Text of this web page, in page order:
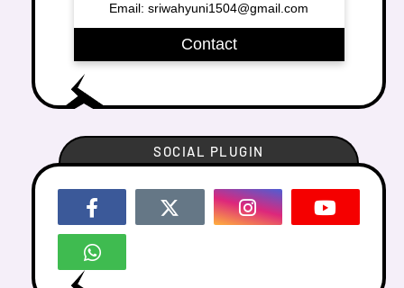
Email: sriwahyuni1504@gmail.com
Contact
SOCIAL PLUGIN